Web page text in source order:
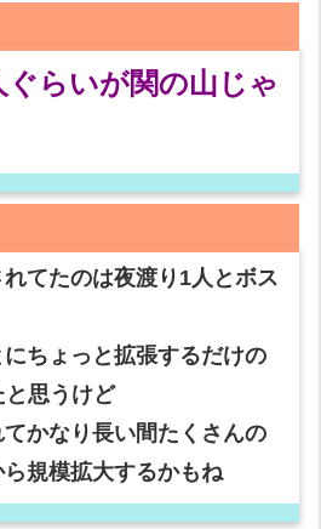
ぐらいが関の山じゃ
てたのは夜渡り1人とボス
ちょっと拡張するだけの
思うけど
かなり長い間たくさんの
規模拡大するかもね